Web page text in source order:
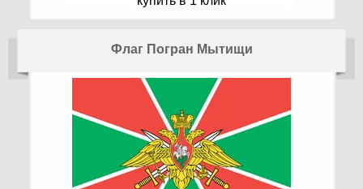
Флаг Погран Мытищи